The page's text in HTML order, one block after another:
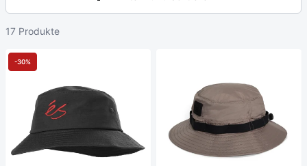
17 Produkte
-30%